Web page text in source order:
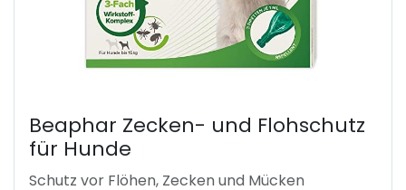
Beaphar Zecken- und Flohschutz
für Hunde
Schutz vor Flöhen, Zecken und Mücken